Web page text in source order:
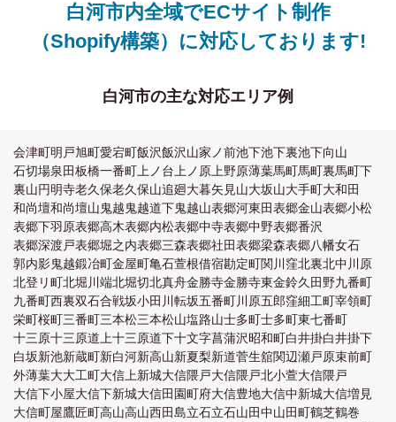
白河市内全域でECサイト制作
（Shopify構築）に対応しております!
白河市の主な対応エリア例
会津町明戸旭町愛宕町飯沢飯沢山家ノ前池下池下裏池下向山
石切場泉田板橋一番町 上ノ台 上ノ原 上野原薄葉馬町馬町裏馬町下
裏山円明寺老久保老久保山追廻大暮矢見山大坂山大手町大和田
和尚壇和尚壇山鬼越鬼越道下鬼越山表郷河東田表郷金山表郷小松
表郷下羽原表郷高木表郷内松表郷中寺表郷中野表郷番沢
表郷深渡戸表郷堀之内表郷三森表郷社田表郷梁森表郷八幡女石
郭内影鬼越鍛冶町金屋町亀石萱根借宿勘定町関川窪北裏北中川原
北登リ町北堀川端北堀切北真舟金勝寺金勝寺東金鈴久田野九番町
九番町西裏双石合戦坂小田川 転坂五番町川原五郎窪細工町宰領町
栄町桜町三番町三本松三本松山塩路山士多町士多町東七番町
十三原十三原道上十三原道下十文字菖蒲沢昭和町白井掛白井掛下
白坂新池新蔵町新白河新高山新夏梨新道菅生舘関辺瀬戸原束前町
外薄葉大大工町大信上新城大信隈戸大信隈戸北小萱大信隈戸
大信下小屋大信下新城大信田園町府大信豊地大信中新城大信増見
大信町屋鷹匠町高山高山西田島立石立石山田中山田町鶴芝鶴巻